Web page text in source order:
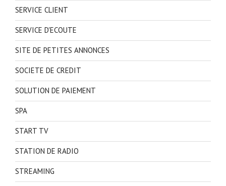
SERVICE CLIENT
SERVICE D'ECOUTE
SITE DE PETITES ANNONCES
SOCIETE DE CREDIT
SOLUTION DE PAIEMENT
SPA
START TV
STATION DE RADIO
STREAMING